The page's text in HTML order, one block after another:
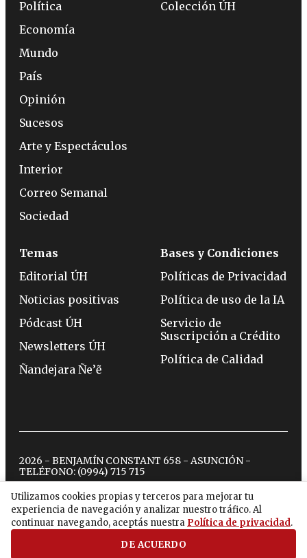
Utilizamos cookies propias y terceros para mejorar tu
experiencia de navegación y analizar nuestro tráfico. Al
continuar navegando, aceptás nuestra Política de privacidad.
DE ACUERDO
Política
Economía
Mundo
País
Opinión
Sucesos
Arte y Espectáculos
Interior
Correo Semanal
Sociedad
Colección ÚH
Temas
Editorial ÚH
Noticias positivas
Pódcast ÚH
Newsletters ÚH
Ñandejara Ñe’ẽ
Bases y Condiciones
Políticas de Privacidad
Política de uso de la IA
Servicio de
Suscripción a Crédito
Política de Calidad
2026 - BENJAMÍN CONSTANT 658 - ASUNCIÓN -
TELÉFONO: (0994) 715 715
twitterinstagram
facebook
tiktokyoutubespotify